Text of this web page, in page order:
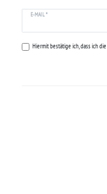
E-MAIL *
Hiermit bestätige ich, dass ich die